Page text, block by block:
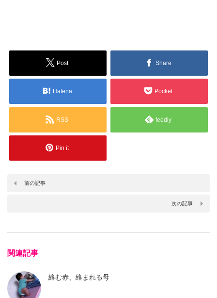
Post Share
Hatena Pocket
RSS feedly
Pin it
前の記事
次の記事
関連記事
絡む赤、絡まれる母